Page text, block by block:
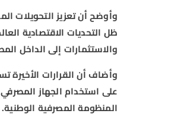
وأوضح أن تعزيز التحويلات
ظل التحديات الاقتصادية
والاستثمارات إلى الداخل
وأضاف أن القرارات
على استخدام الجهاز
المنظومة المصرفية الوطنية.